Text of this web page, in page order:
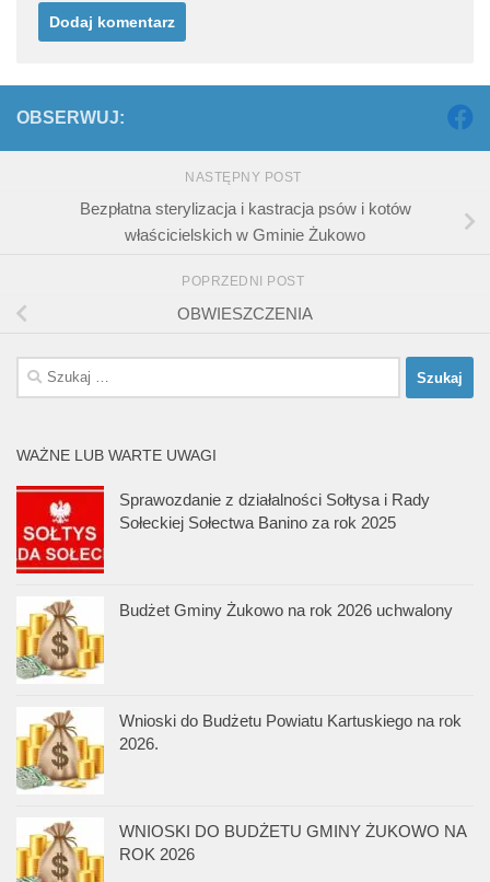
OBSERWUJ:
NASTĘPNY POST
Bezpłatna sterylizacja i kastracja psów i kotów
właścicielskich w Gminie Żukowo
POPRZEDNI POST
OBWIESZCZENIA
Szukaj:
WAŻNE LUB WARTE UWAGI
Sprawozdanie z działalności Sołtysa i Rady
Sołeckiej Sołectwa Banino za rok 2025
Budżet Gminy Żukowo na rok 2026 uchwalony
Wnioski do Budżetu Powiatu Kartuskiego na rok
2026.
WNIOSKI DO BUDŻETU GMINY ŻUKOWO NA
ROK 2026